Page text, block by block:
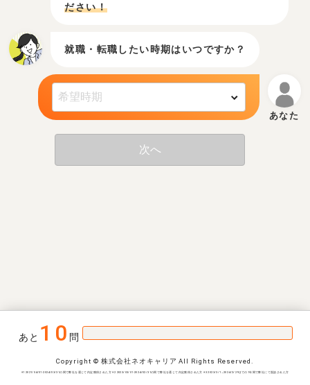
ださい！
就職・転職したい時期はいつですか？
次へ
あと 10 問
Copyright © 株式会社ネオキャリア All Rights Reserved.
※1 2021/04/01-2024/03/31の間で弊社を通じて内定獲得された方 ※2 2023/03/01-2024/02/31の間で弊社を通じて内定獲得された方 ※3 2023/3/1~2024/2/29までの1年間で弊社にて面談された方